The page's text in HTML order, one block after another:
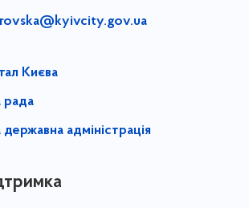
Києва
рада
державна адміністрація